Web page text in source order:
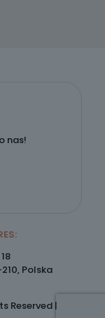
nas!
Polska
Reserved |